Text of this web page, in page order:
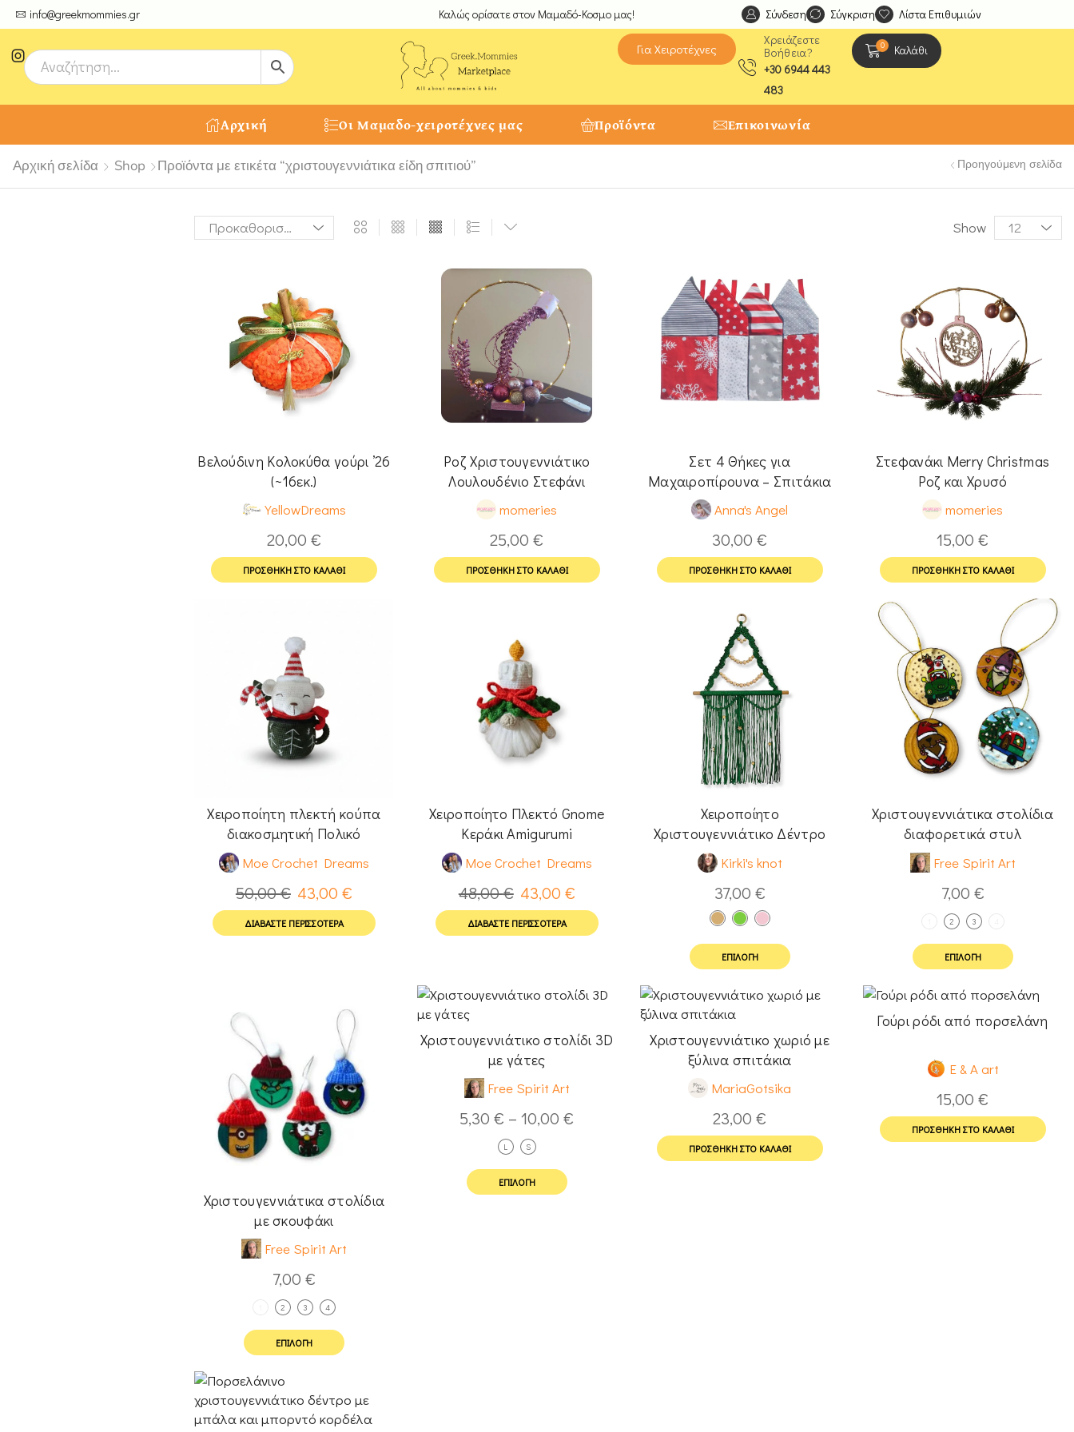
info@greekmommies.gr
μοναδικές δημιουργίες από τους Χειροτέχνες μας! Καλώς ορίσατε στον Μαμαδό-Κοσμο μας! Ανακαλύψτε μοναδικές δημιουργίες από τους
Σύνδεση Σύγκριση Λίστα Επιθυμιών
Για Χειροτέχνες
Χρειάζεστε
Βοήθεια?
+30 6944 443
483
0 Καλάθι
Αρχική Οι Μαμαδο-χειροτέχνες μας Προϊόντα Επικοινωνία
Αρχική σελίδα Shop Προϊόντα με ετικέτα “χριστουγεννιάτικα είδη σπιτιού” Προηγούμενη σελίδα
Show
Βελούδινη Κολοκύθα γούρι ’26
(~16εκ.)
YellowDreams
20,00 €
ΠΡΟΣΘΉΚΗ ΣΤΟ ΚΑΛΆΘΙ
Ροζ Χριστουγεννιάτικο
Λουλουδένιο Στεφάνι
momeries
25,00€
ΠΡΟΣΘΉΚΗ ΣΤΟ ΚΑΛΆΘΙ
Σετ 4 Θήκες για
Μαχαιροπίρουνα – Σπιτάκια
Anna's Angel
30,00€
ΠΡΟΣΘΉΚΗ ΣΤΟ ΚΑΛΆΘΙ
Στεφανάκι Merry Christmas
Ροζ και Χρυσό
momeries
15,00€
ΠΡΟΣΘΉΚΗ ΣΤΟ ΚΑΛΆΘΙ
Χειροποίητη πλεκτή κούπα
διακοσμητική Πολικό
αρκουδάκι
Moe Crochet Dreams
50,00€ 43,00 €
ΔΙΑΒΆΣΤΕ ΠΕΡΙΣΣΌΤΕΡΑ
Χειροποίητο Πλεκτό Gnome
Κεράκι Amigurumi
Moe Crochet Dreams
48,00€ 43,00 €
ΔΙΑΒΆΣΤΕ ΠΕΡΙΣΣΌΤΕΡΑ
Χειροποίητο
Χριστουγεννιάτικο Δέντρο
Μακραμέ
Kirki's knot
37,00 €
ΕΠΙΛΟΓΉ
Χριστουγεννιάτικα στολίδια
διαφορετικά στυλ
Free Spirit Art
7,00 €
2 3
ΕΠΙΛΟΓΉ
Χριστουγεννιάτικα στολίδια
με σκουφάκι
Free Spirit Art
7,00 €
2 3 4
ΕΠΙΛΟΓΉ
Χριστουγεννιάτικο στολίδι 3D
με γάτες
Free Spirit Art
5,30€ – 10,00€
L S
ΕΠΙΛΟΓΉ
Χριστουγεννιάτικο χωριό με
ξύλινα σπιτάκια
MariaGotsika
23,00€
ΠΡΟΣΘΉΚΗ ΣΤΟ ΚΑΛΆΘΙ
Γούρι ρόδι από πορσελάνη
E & A art
15,00€
ΠΡΟΣΘΉΚΗ ΣΤΟ ΚΑΛΆΘΙ